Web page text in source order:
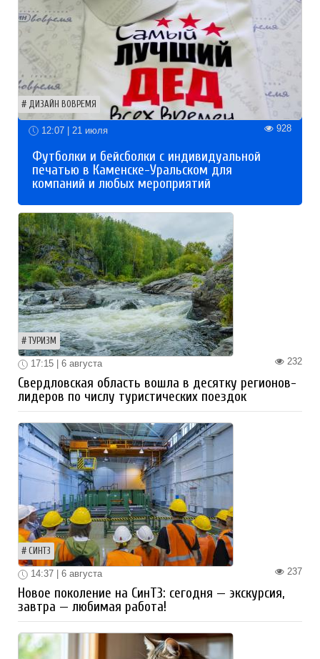
ДИЗАЙН ВОВРЕМЯ
12:07 | 21 июля 928
Футболки и бейсболки с индивидуальной
печатью в Каменске-Уральском для
компаний и любых мероприятий
ТУРИЗМ
232
17:15 | 6 августа
Свердловская область вошла в десятку регионов-
лидеров по числу туристических поездок
СИНТЗ
237
14:37 | 6 августа
Новое поколение на СинТЗ: сегодня — экскурсия,
завтра — любимая работа!